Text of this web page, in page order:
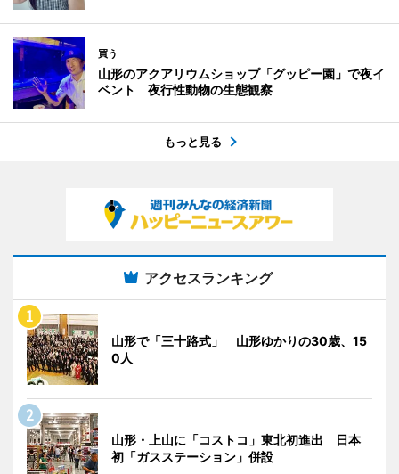
買う
山形のアクアリウムショップ「グッピー園」で夜イ
ベント 夜行性動物の生態観察
もっと見る
アクセスランキング
山形で「三十路式」 山形ゆかりの30歳、15
0人
山形・上山に「コストコ」東北初進出 日本
初「ガスステーション」併設